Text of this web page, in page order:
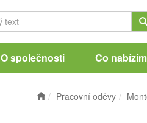
O společnosti Co
Pracovní oděvy